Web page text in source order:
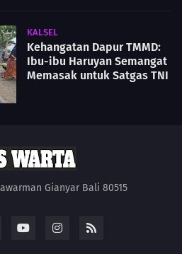
KALSEL
Kehangatan Dapur TMMD:
Ibu-ibu Haruyan Semangat
Memasak untuk Satgas TNI
Gianyar Bali 80515